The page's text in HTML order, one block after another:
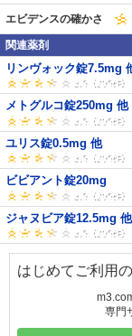
エビデンスの確かさ
関連薬剤
リンヴォック錠7.5mg
メトグルコ錠250mg 他
ユリス錠0.5mg 他
ビビアント錠20mg
ジャヌビア錠12.5mg 他
はじめてご利用
専門